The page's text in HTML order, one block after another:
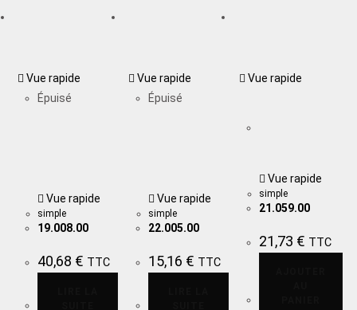
Vue rapide
Épuisé
Vue rapide
simple
19.008.00
40,68 € TTC
Vue rapide
Épuisé
Vue rapide
simple
22.005.00
15,16 € TTC
Vue rapide
Vue rapide
simple
21.059.00
21,73 € TTC